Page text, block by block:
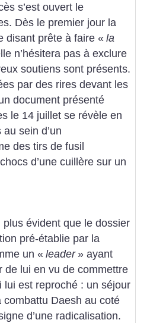
s’est ouvert le
Dès le premier jour la
disant prête à faire « la
n’hésitera pas à exclure
soutiens sont présents.
par des rires devant les
document présenté
le 14 juillet se révèle en
sein d’un
des tirs de fusil
d’une cuillère sur un
évident que le dossier
pré-établie par la
un « leader » ayant
de lui en vu de commettre
est reproché : un séjour
Daesh au coté
d’une radicalisation.